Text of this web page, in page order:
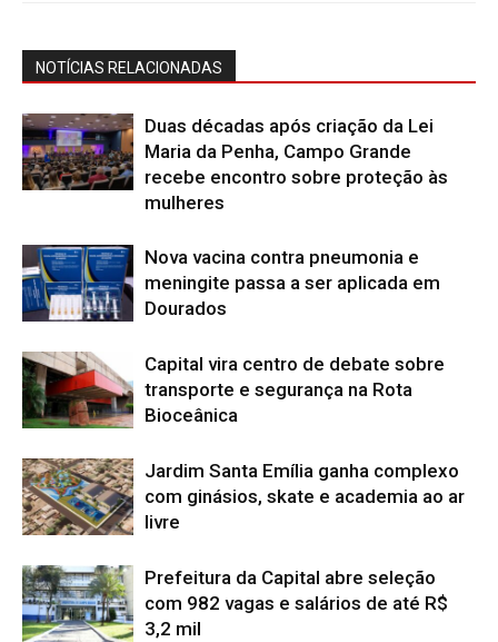
NOTÍCIAS RELACIONADAS
Duas décadas após criação da Lei
Maria da Penha, Campo Grande
recebe encontro sobre proteção às
mulheres
Nova vacina contra pneumonia e
meningite passa a ser aplicada em
Dourados
Capital vira centro de debate sobre
transporte e segurança na Rota
Bioceânica
Jardim Santa Emília ganha complexo
com ginásios, skate e academia ao ar
livre
Prefeitura da Capital abre seleção
com 982 vagas e salários de até R$
3,2 mil